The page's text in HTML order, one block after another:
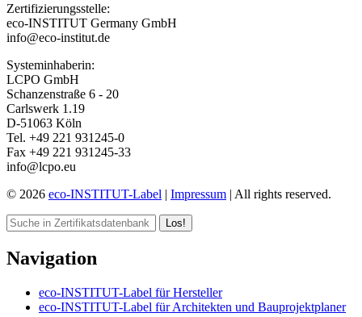
Zertifizierungsstelle:
eco-INSTITUT Germany GmbH
info@eco-institut.de
Systeminhaberin:
LCPO GmbH
Schanzenstraße 6 - 20
Carlswerk 1.19
D-51063 Köln
Tel. +49 221 931245-0
Fax +49 221 931245-33
info@lcpo.eu
© 2026 eco-INSTITUT-Label | Impressum | All rights reserved.
Los!
Navigation
eco-INSTITUT-Label für Hersteller
eco-INSTITUT-Label für Architekten und Bauprojektplaner